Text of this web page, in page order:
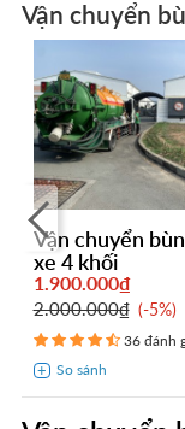
Vận chuyển
Vận chuyển
xe 4 khối
1.900.000₫
2.000.000₫ -5%
36 đánh